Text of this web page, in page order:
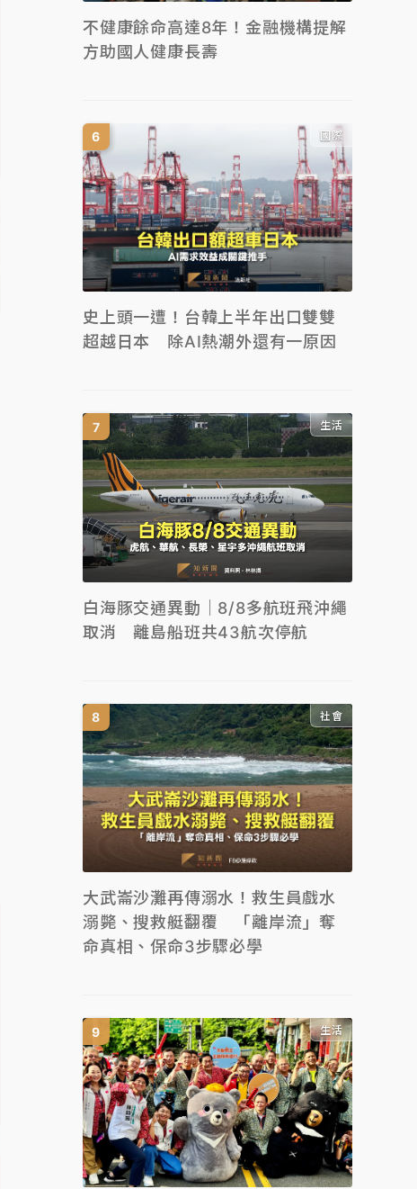
不健康餘命高達8年！金融機構提解
方助國人健康長壽
國際
史上頭一遭！台韓上半年出口雙雙
超越日本 除AI熱潮外還有一原因
生活
白海豚交通異動｜8/8多航班飛沖繩
取消 離島船班共43航次停航
社會
大武崙沙灘再傳溺水！救生員戲水
溺斃、搜救艇翻覆 「離岸流」奪
命真相、保命3步驟必學
生活